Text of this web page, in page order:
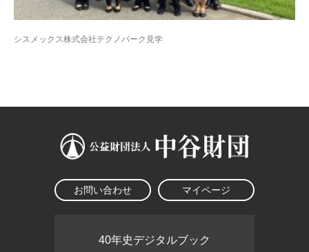
シスメックス株式会社テクノパーク見学
お問い合わせ マイページ
40年史デジタルブック